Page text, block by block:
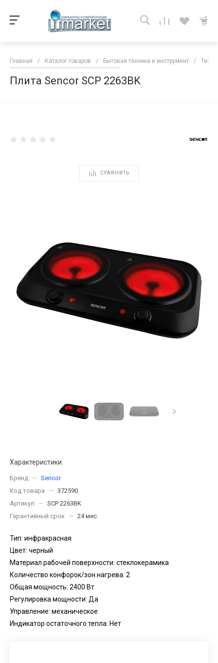
Главная / Каталог товаров / Бытовая техника и инструмент /
Плита Sencor SCP 2263BK
СРАВНИТЬ
Характеристики
Бренд — Sencor
Код товара
— 372590
Артикул
— SCP 2263BK
Гарантийный срок
— 24 мес.
Тип: инфракрасная
Цвет: черный
Материал рабочей поверхности: cтеклокерамика
Количество конфорок/зон нагрева: 2
Общая мощность: 2400 Вт
Регулировка мощности: Да
Управление: механическое
Индикатор остаточного тепла: Нет